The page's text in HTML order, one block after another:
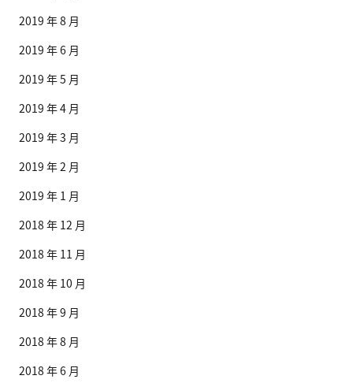
2019 年 8 月
2019 年 6 月
2019 年 5 月
2019 年 4 月
2019 年 3 月
2019 年 2 月
2019 年 1 月
2018 年 12 月
2018 年 11 月
2018 年 10 月
2018 年 9 月
2018 年 8 月
2018 年 6 月